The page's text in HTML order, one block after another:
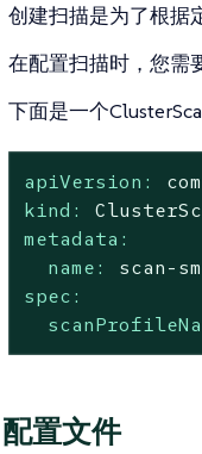
创建扫描是为了根据
在配置扫描时，您需
下面是一个
apiVersion:
kind:
metadata:
name:
scan-
spec:
配置文件